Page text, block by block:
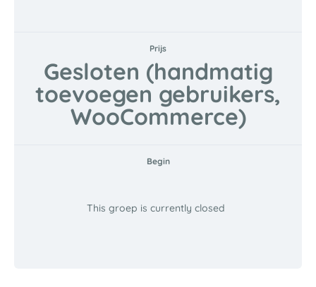
Prijs
Gesloten (handmatig
toevoegen gebruikers,
WooCommerce)
Begin
This groep is currently closed